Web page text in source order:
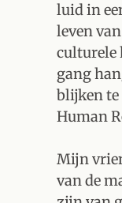
luid in
leven
culturele
gang
blijken te
Human
Mijn
van de